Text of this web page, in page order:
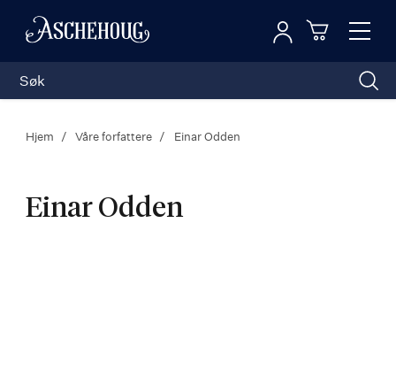
Toggle
Logg inn
Hjem Våre forfattere Einar Odden
Einar Odden